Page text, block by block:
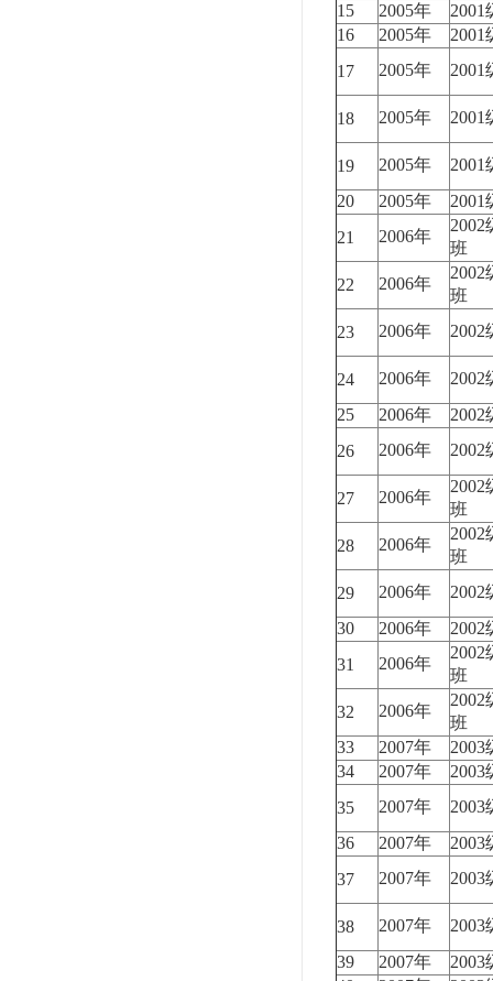
15
2005年
2001
16
2005年
2001
17
2005年 2001
18 2005年 2001
19 2005年
2001
20
2005年
2001
21
2006年
2002
班
22
2006年
2002
班
23
2006年 2002
24 2006年
2002
25
2006年
2002
26
2006年 2002
27 2006年
2002
班
28
2006年
2002
班
29
2006年
2002
30
2006年
2002
31
2006年
2002
班
32
2006年
2002
班
33
2007年
2003
34
2007年
2003
35
2007年
2003
36
2007年
2003
37
2007年 2003
38 2007年
2003
39
2007年
2003